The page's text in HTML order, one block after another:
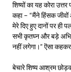
शिष्यों का यह कोरा
कहा – “मैंने हिंसक
मेरे दिए हुए दानों पर
सभी कृतघ्न और बड़े
नहीं लगेगा।” ऎसा
बेचारे शिष्य आश्रम